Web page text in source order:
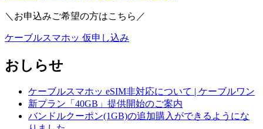
＼お申込みご希望の方はこちら／
ケーブルスマホッ 仮申し込み
おしらせ
ケーブルスマホッ eSIM非対応について | ケーブルワン
新プラン「40GB」提供開始のご案内
バンドルクーポン(1GB)の追加購入ができるようにな